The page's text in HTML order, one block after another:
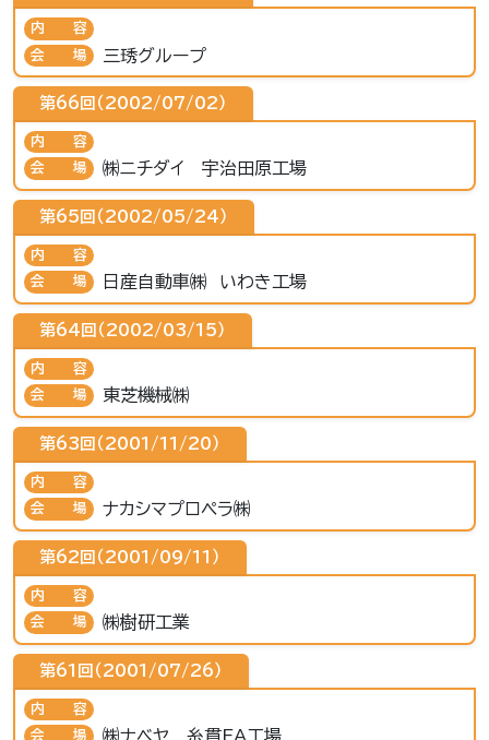
内容
会場
三琇グループ
第66回（2002/07/02）
内容
会場
㈱ニチダイ 宇治田原工場
第65回（2002/05/24）
内容
会場
日産自動車㈱ いわき工場
第64回（2002/03/15）
内容
会場
東芝機械㈱
第63回（2001/11/20）
内容
会場
ナカシマプロペラ㈱
第62回（2001/09/11）
内容
会場
㈱樹研工業
第61回（2001/07/26）
内容
会場
㈱ナベヤ 糸貫FA工場